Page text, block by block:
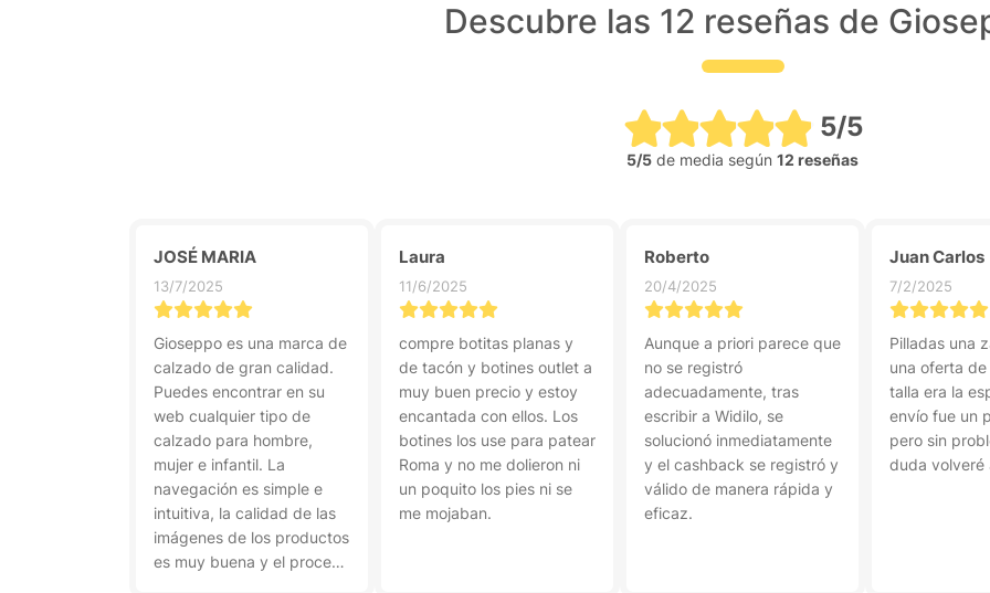
Descubre las 12 reseñas de
5/5
5/5 de media según 12 reseñas
JOSÉ MARIA
13/7/2025
Gioseppo es una marca de
calzado de gran calidad.
Puedes encontrar en su
web cualquier tipo de
calzado para hombre,
mujer e infantil. La
navegación es simple e
intuitiva, la calidad de las
imágenes de los productos
es muy buena y el proceso
Laura
11/6/2025
compre botitas planas y
de tacón y botines outlet a
muy buen precio y estoy
encantada con ellos. Los
botines los use para patear
Roma y no me dolieron ni
un poquito los pies ni se
me mojaban.
Roberto
20/4/2025
Aunque a priori parece que
no se registró
adecuadamente, tras
escribir a Widilo, se
solucionó inmediatamente
y el cashback se registró y
válido de manera rápida y
eficaz.
Juan Carlos
7/2/2025
Pilladas una
una oferta de
talla era la
envío fue un
pero sin
duda volveré